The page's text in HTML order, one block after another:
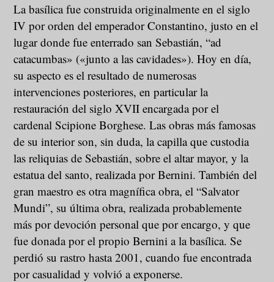
La basílica fue construida originalmente en el siglo
IV por orden del emperador Constantino, justo en el
lugar donde fue enterrado san Sebastián, “ad
catacumbas» («junto a las cavidades»). Hoy en día,
su aspecto es el resultado de numerosas
intervenciones posteriores, en particular la
restauración del siglo XVII encargada por el
cardenal Scipione Borghese. Las obras más famosas
de su interior son, sin duda, la capilla que custodia
las reliquias de Sebastián, sobre el altar mayor, y la
estatua del santo, realizada por Bernini. También del
gran maestro es otra magnífica obra, el “Salvator
Mundi”, su última obra, realizada probablemente
más por devoción personal que por encargo, y que
fue donada por el propio Bernini a la basílica. Se
perdió su rastro hasta 2001, cuando fue encontrada
por casualidad y volvió a exponerse.